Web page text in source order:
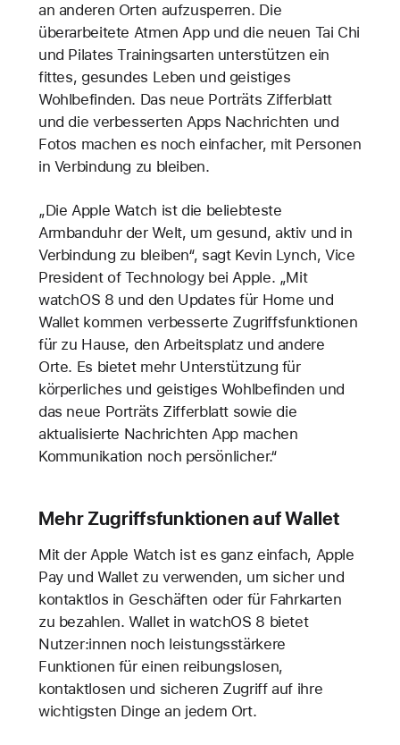
an anderen Orten aufzusperren. Die
überarbeitete Atmen App und die neuen Tai Chi
und Pilates Trainingsarten unterstützen ein
fittes, gesundes Leben und geistiges
Wohlbefinden. Das neue Porträts Zifferblatt
und die verbesserten Apps Nachrichten und
Fotos machen es noch einfacher, mit Personen
in Verbindung zu bleiben.
„Die Apple Watch ist die beliebteste
Armbanduhr der Welt, um gesund, aktiv und in
Verbindung zu bleiben“, sagt Kevin Lynch, Vice
President of Technology bei Apple. „Mit
watchOS 8 und den Updates für Home und
Wallet kommen verbesserte Zugriffsfunktionen
für zu Hause, den Arbeitsplatz und andere
Orte. Es bietet mehr Unterstützung für
körperliches und geistiges Wohlbefinden und
das neue Porträts Zifferblatt sowie die
aktualisierte Nachrichten App machen
Kommunikation noch persönlicher.“
Mehr Zugriffsfunktionen auf Wallet
Mit der Apple Watch ist es ganz einfach, Apple
Pay und Wallet zu verwenden, um sicher und
kontaktlos in Geschäften oder für Fahrkarten
zu bezahlen. Wallet in watchOS 8 bietet
Nutzer:innen noch leistungsstärkere
Funktionen für einen reibungslosen,
kontaktlosen und sicheren Zugriff auf ihre
wichtigsten Dinge an jedem Ort.